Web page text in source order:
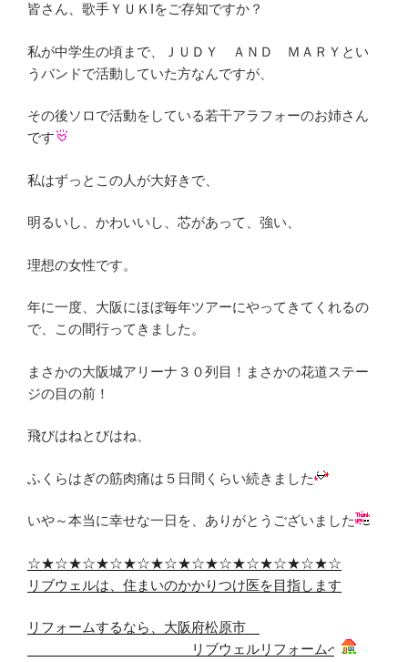
皆さん、歌手ＹＵＫIをご存知ですか？
私が中学生の頃まで、ＪＵＤＹ ＡＮＤ ＭＡＲＹとい
うバンドで活動していた方なんですが、
その後ソロで活動をしている若干アラフォーのお姉さん
です
私はずっとこの人が大好きで、
明るいし、かわいいし、芯があって、強い、
理想の女性です。
年に一度、大阪にほぼ毎年ツアーにやってきてくれるの
で、この間行ってきました。
まさかの大阪城アリーナ３０列目！まさかの花道ステー
ジの目の前！
飛びはねとびはね、
ふくらはぎの筋肉痛は５日間くらい続きました
いや～本当に幸せな一日を、ありがとうございました
☆★☆★☆★☆★☆★☆★☆★☆★☆★☆★☆★☆
リブウェルは、住まいのかかりつけ医を目指します
リフォームするなら、大阪府松原市
リブウェルリフォームへ